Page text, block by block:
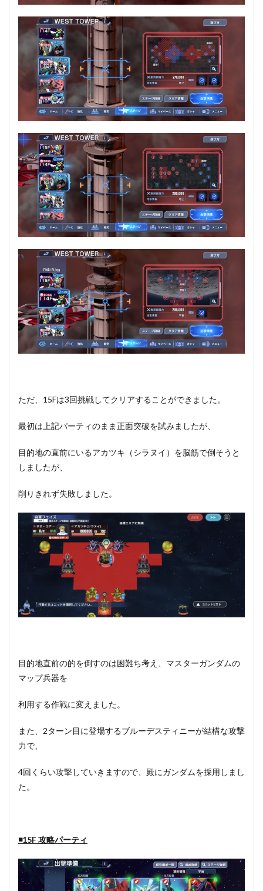
ただ、15Fは3回挑戦してクリアすることができました。
最初は上記パーティのまま正面突破を試みましたが、
目的地の直前にいるアカツキ（シラヌイ）を脳筋で倒そうと
しましたが、
削りきれず失敗しました。
目的地直前の的を倒すのは困難ち考え、マスターガンダムの
マップ兵器を
利用する作戦に変えました。
また、2ターン目に登場するブルーデスティニーが結構な攻撃
力で、
4回くらい攻撃していきますので、殿にガンダムを採用しまし
た。
◾️15F 攻略パーティ